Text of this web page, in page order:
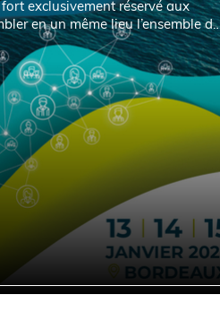
exclusivement réservé aux
en un même lieu l’ensemble de
fois en...